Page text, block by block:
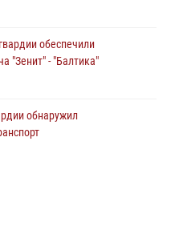
обеспечили
"Зенит" - "Балтика"
обнаружил